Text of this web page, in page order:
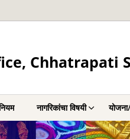
Chhatrapati
नागरिकांचा विषयी